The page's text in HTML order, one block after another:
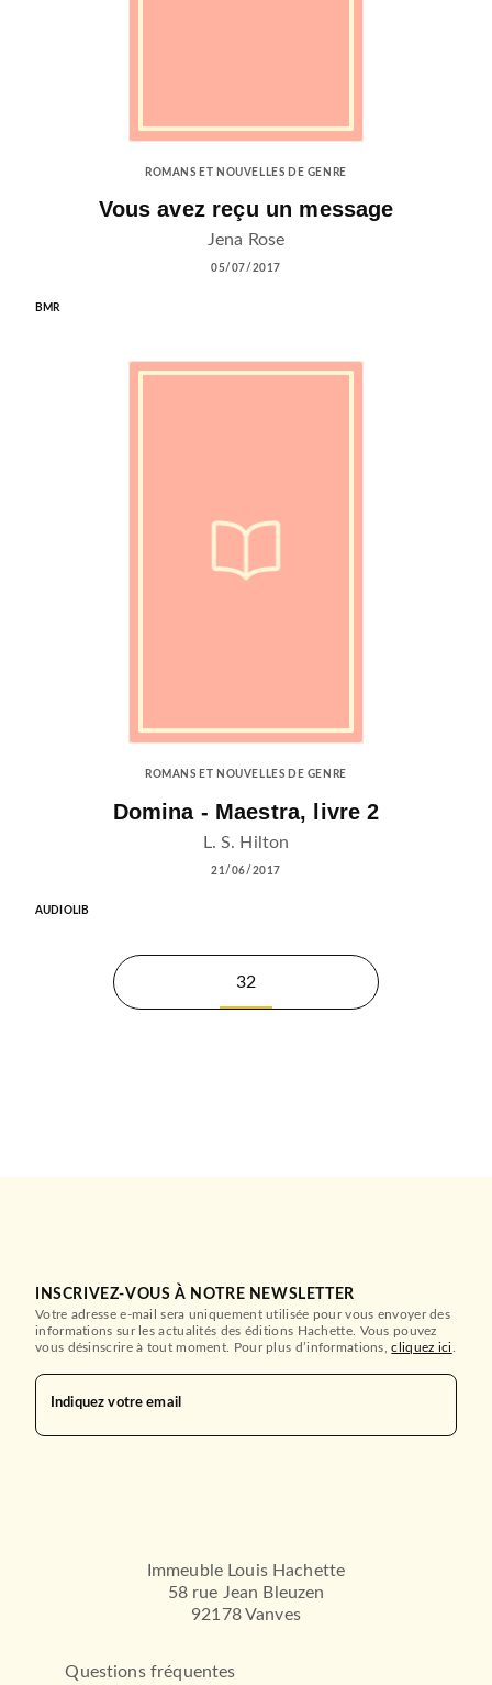
ROMANS ET NOUVELLES DE GENRE
Vous avez reçu un message
Jena Rose
05/07/2017
BMR
ROMANS ET NOUVELLES DE GENRE
Domina - Maestra, livre 2
L. S. Hilton
21/06/2017
AUDIOLIB
32
INSCRIVEZ-VOUS À NOTRE NEWSLETTER
Votre adresse e-mail sera uniquement utilisée pour vous envoyer des
informations sur les actualités des éditions Hachette. Vous pouvez
vous désinscrire à tout moment. Pour plus d’informations,cliquez ici
Indiquez votre email
Immeuble Louis Hachette
58 rue Jean Bleuzen
92178 Vanves
Questions fréquentes